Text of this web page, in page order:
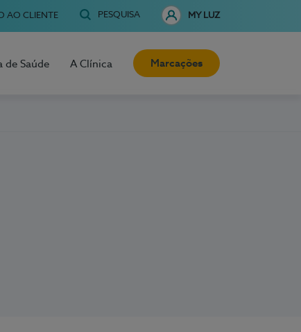
AO CLIENTE PESQUISA MY LUZ
de Saúde A Clínica Marcações